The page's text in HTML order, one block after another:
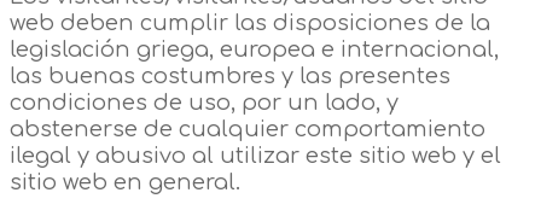
web deben cumplir las disposiciones de la
legislación griega, europea e internacional,
las buenas costumbres y las presentes
condiciones de uso, por un lado, y
abstenerse de cualquier comportamiento
ilegal y abusivo al utilizar este sitio web y el
sitio web en general.